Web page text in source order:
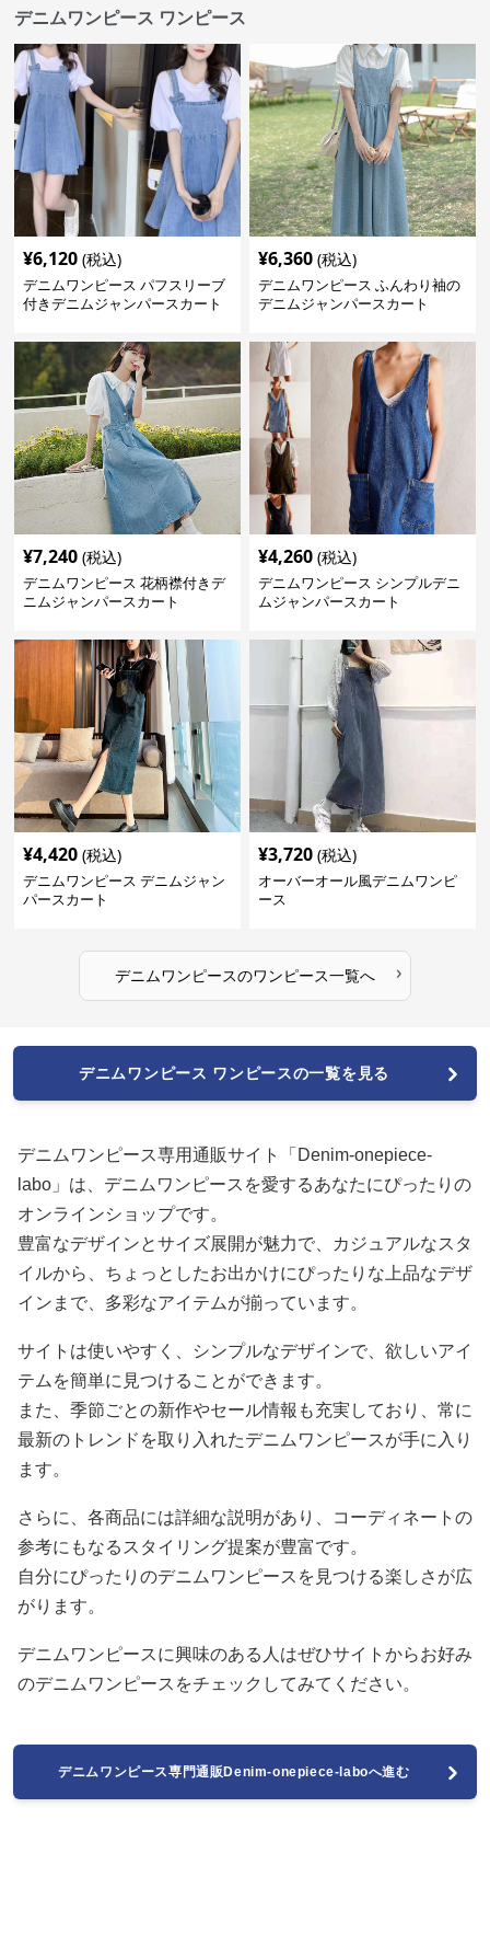
デニムワンピース ワンピース
¥6,120 (税込)
デニムワンピース パフスリーブ
付きデニムジャンパースカート
¥6,360 (税込)
デニムワンピース ふんわり袖の
デニムジャンパースカート
¥7,240 (税込)
デニムワンピース 花柄襟付きデ
ニムジャンパースカート
¥4,260 (税込)
デニムワンピース シンプルデニ
ムジャンパースカート
¥4,420 (税込)
デニムワンピース デニムジャン
パースカート
¥3,720 (税込)
オーバーオール風デニムワンピ
ース
デニムワンピースのワンピース一覧へ ›
デニムワンピース ワンピースの一覧を見る
デニムワンピース専用通販サイト「Denim-onepiece-
labo」は、デニムワンピースを愛するあなたにぴったりの
オンラインショップです。
豊富なデザインとサイズ展開が魅力で、カジュアルなスタ
イルから、ちょっとしたお出かけにぴったりな上品なデザ
インまで、多彩なアイテムが揃っています。
サイトは使いやすく、シンプルなデザインで、欲しいアイ
テムを簡単に見つけることができます。
また、季節ごとの新作やセール情報も充実しており、常に
最新のトレンドを取り入れたデニムワンピースが手に入り
ます。
さらに、各商品には詳細な説明があり、コーディネートの
参考にもなるスタイリング提案が豊富です。
自分にぴったりのデニムワンピースを見つける楽しさが広
がります。
デニムワンピースに興味のある人はぜひサイトからお好み
のデニムワンピースをチェックしてみてください。
デニムワンピース専門通販Denim-onepiece-laboへ進む